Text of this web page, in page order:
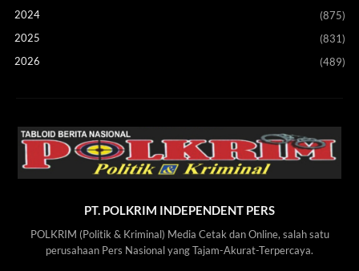
2024
(875)
2025
(831)
2026
(489)
PT. POLKRIM INDEPENDENT PERS
POLKRIM (Politik & Kriminal) Media Cetak dan Online, salah satu
perusahaan Pers Nasional yang Tajam-Akurat-Terpercaya.